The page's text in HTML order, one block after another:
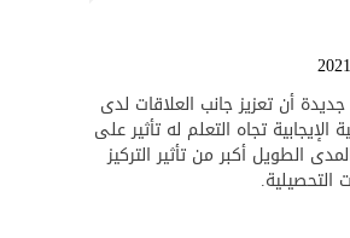
أن تعزيز جانب العلاقات لدى
الإيجابية تجاه التعلم له تأثير على
الطويل أكبر من تأثير التركيز
التحصيلية.